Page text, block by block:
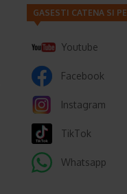
GASESTI CATENA SI PE
Youtube
Facebook
Instagram
TikTok
Whatsapp